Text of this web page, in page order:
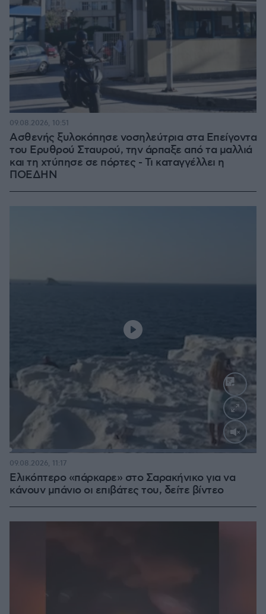
Ασθενής ξυλοκόπησε νοσηλεύτρια στα Επείγοντα
του Ερυθρού Σταυρού, την άρπαξε από τα μαλλιά
και τη χτύπησε σε πόρτες - Τι καταγγέλλει η
ΠΟΕΔΗΝ
09.08.2026, 10:51
Loaded
Ελικόπτερο «πάρκαρε» στο Σαρακήνικο για να
κάνουν μπάνιο οι επιβάτες του, δείτε βίντεο
09.08.2026, 11:17